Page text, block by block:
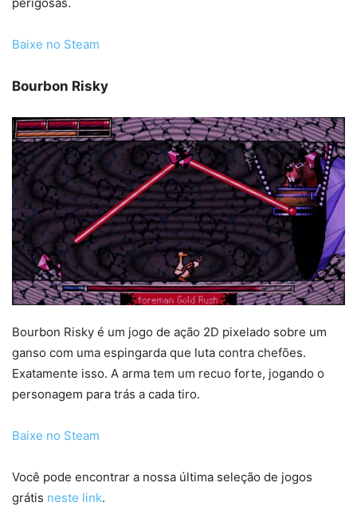
perigosas.
Baixe no Steam
Bourbon Risky
Bourbon Risky é um jogo de ação 2D pixelado sobre um
ganso com uma espingarda que luta contra chefões.
Exatamente isso. A arma tem um recuo forte, jogando o
personagem para trás a cada tiro.
Baixe no Steam
Você pode encontrar a nossa última seleção de jogos
grátis neste link.